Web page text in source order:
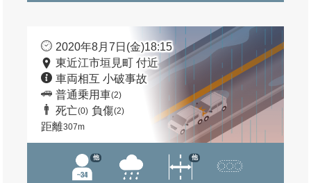
2020年8月7日(金)18:15
東近江市垣見町 付近
車両相互 小破事故
普通乗用車(2)
死亡(0) 負傷(2)
距離307m
他 他